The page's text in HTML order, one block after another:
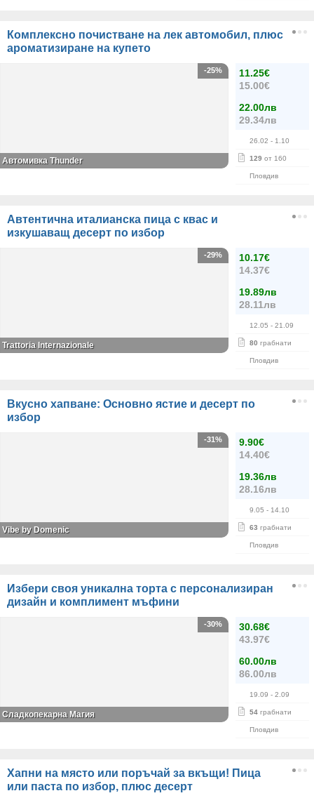
Комплексно почистване на лек автомобил, плюс
ароматизиране на купето
11.25€
15.00€
22.00лв
29.34лв
26.02 - 1.10
129 от 160
Пловдив
-25%
Автомивка Thunder
Автентична италианска пица с квас и
изкушаващ десерт по избор
10.17€
14.37€
19.89лв
28.11лв
12.05 - 21.09
80 грабнати
Пловдив
-29%
Trattoria Internazionale
Вкусно хапване: Основно ястие и десерт по
избор
9.90€
14.40€
19.36лв
28.16лв
9.05 - 14.10
63 грабнати
Пловдив
-31%
Vibe by Domenic
Избери своя уникална торта с персонализиран
дизайн и комплимент мъфини
30.68€
43.97€
60.00лв
86.00лв
19.09 - 2.09
54 грабнати
Пловдив
-30%
Сладкопекарна Магия
Хапни на място или поръчай за вкъщи! Пица
или паста по избор, плюс десерт